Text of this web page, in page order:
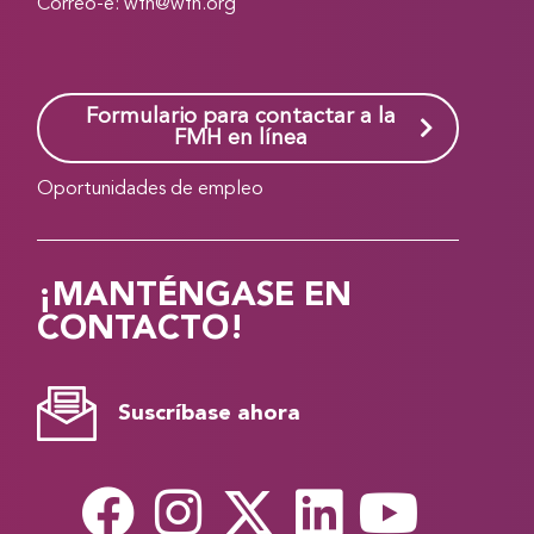
Correo-e:wfh@wfh.org
Formulario para contactar a la
FMH en línea
Oportunidades de empleo
¡MANTÉNGASE EN
CONTACTO!
Suscríbase ahora